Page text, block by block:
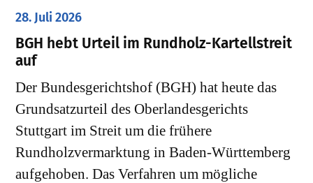
28. Juli 2026
​BGH hebt Urteil im Rundholz-Kartellstreit
auf
Der Bundesgerichtshof (BGH) hat heute das
Grundsatzurteil des Oberlandesgerichts
Stuttgart im Streit um die frühere
Rundholzvermarktung in Baden-Württemberg
aufgehoben. Das Verfahren um mögliche